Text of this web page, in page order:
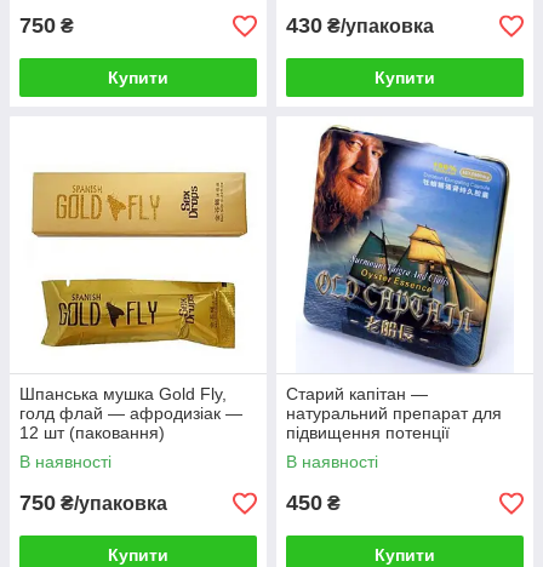
750 ₴
Купити
430 ₴/упаковка
Купити
Шпанська мушка Gold Fly,
голд флай — афродизіак —
12 шт (паковання)
В наявності
750 ₴/упаковка
Купити
Старий капітан —
натуральний препарат для
підвищення потенції
В наявності
450 ₴
Купити